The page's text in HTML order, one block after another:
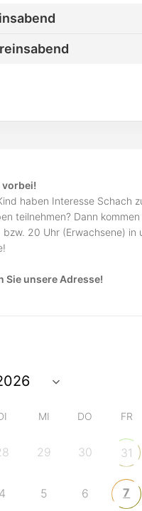
vorbei!
haben Interesse Schach
teilnehmen? Dann
bzw. 20 Uhr (Erwachsene) in
Sie unsere Adresse!
MI DO FR
29 30 31
4 5 6 7